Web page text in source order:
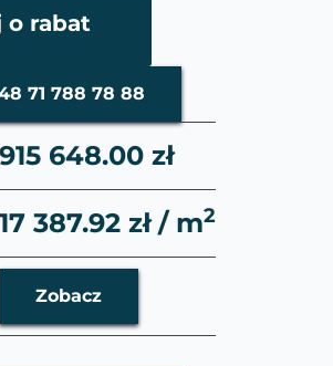
o rabat
71 788 78 88
915 648.00 zł
17 387.92 zł / m2
Zobacz